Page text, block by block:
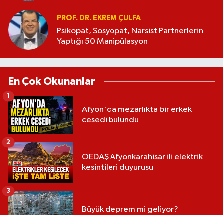
PROF. DR. EKREM ÇULFA
Psikopat, Sosyopat, Narsist Partnerlerin
Yaptığı 50 Manipülasyon
En Çok Okunanlar
Afyon'da mezarlıkta bir erkek
cesedi bulundu
1
OEDAŞ Afyonkarahisar ili elektrik
kesintileri duyurusu
2
Büyük deprem mi geliyor?
3